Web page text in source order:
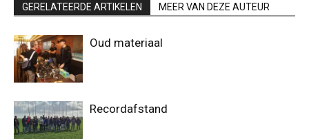
GERELATEERDE ARTIKELEN MEER VAN DEZE AUTEUR
Oud materiaal
Recordafstand